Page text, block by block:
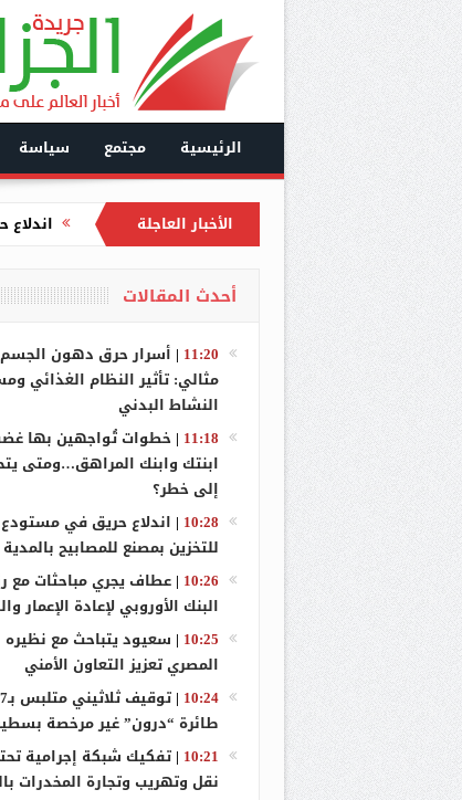
الرئيسية مجتمع سياسة
الأخبار العاجلة
عطاف
توقيف ثلاثيني
تفكيك
بشير
وزارة
وزارة
حجز
أحدث المقالات
11:20
| أسرار حرق دهون
مثالي: تأثير النظام الغذائي
النشاط البدني
11:18
|خطوات تُواجهين بها
ابنتك وابنك المراهق…ومتى
إلى خطر؟
10:28
| اندلاع حريق في مستودع
للتخزين بمصنع للمصابيح بالمدية
10:26
| عطاف يجري مباحثات مع
البنك الأوروبي لإعادة الإعمار
10:25
| سعيود يتباحث مع نظيره
المصري تعزيز التعاون الأمني
10:24
|
توقيف
طائرة “درون” غير مرخصة
10:21
|تفكيك شبكة إجرامية
نقل وتهريب وتجارة المخدرات